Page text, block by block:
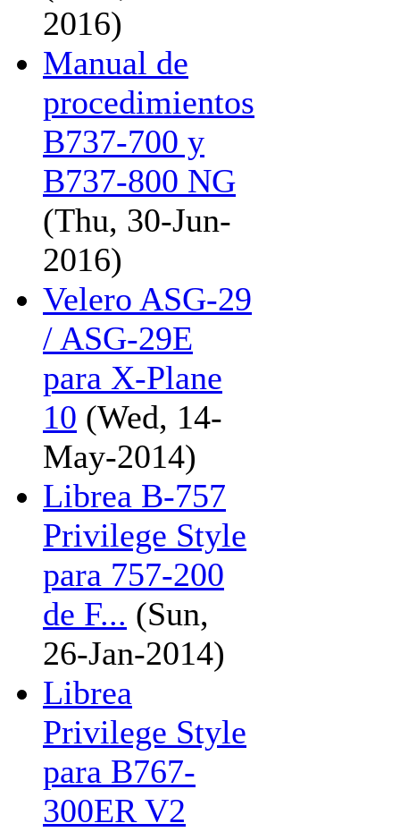
2016)
Manual de
procedimientos
B737-700 y
B737-800 NG
(Thu, 30-Jun-
2016)
Velero ASG-29
/ ASG-29E
para X-Plane
10 (Wed, 14-
May-2014)
Librea B-757
Privilege Style
para 757-200
de F... (Sun,
26-Jan-2014)
Librea
Privilege Style
para B767-
300ER V2